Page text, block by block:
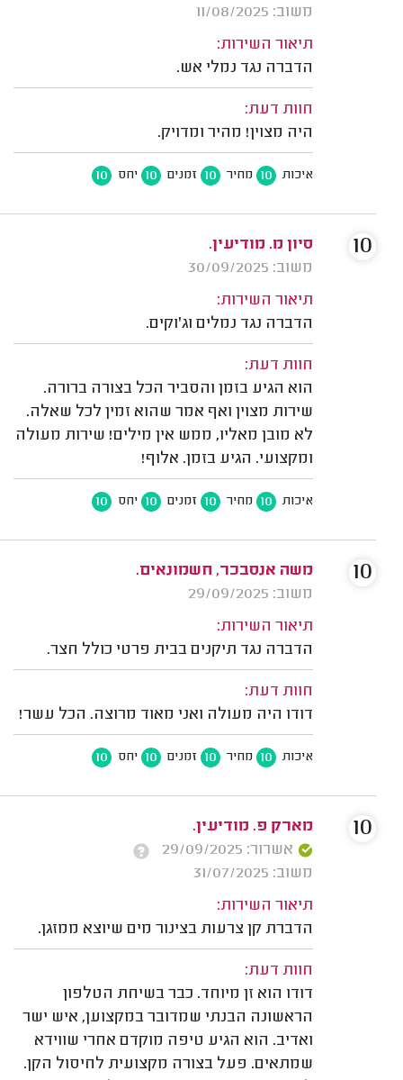
משוב: 11/08/2025
תיאור השירות:
הדברה נגד נמלי אש.
חוות דעת:
היה מצוין! מהיר ומדויק.
איכות 10 מחיר 10 זמנים 10 יחס 10
סיון מ. מודיעין.
משוב: 30/09/2025
תיאור השירות:
הדברה נגד נמלים וג'וקים.
חוות דעת:
הוא הגיע בזמן והסביר הכל בצורה ברורה.
שירות מצוין ואף אמר שהוא זמין לכל שאלה.
לא מובן מאליו, ממש אין מילים! שירות מעולה
ומקצועי. הגיע בזמן. אלוף!
איכות 10 מחיר 10 זמנים 10 יחס 10
10
משה אנסבכר, חשמונאים.
משוב: 29/09/2025
תיאור השירות:
הדברה נגד תיקנים בבית פרטי כולל חצר.
חוות דעת:
דודו היה מעולה ואני מאוד מרוצה. הכל עשר!
איכות 10 מחיר 10 זמנים 10 יחס 10
10
מארק פ. מודיעין.
אשרור: 29/09/2025
משוב: 31/07/2025
תיאור השירות:
הדברת קן צרעות בצינור מים שיוצא ממזגן.
חוות דעת:
דודו הוא זן מיוחד. כבר בשיחת הטלפון
הראשונה הבנתי שמדובר במקצוען, איש ישר
ואדיב. הוא הגיע טיפה מוקדם אחרי שווידא
שמתאים. פעל בצורה מקצועית לחיסול הקן.
10